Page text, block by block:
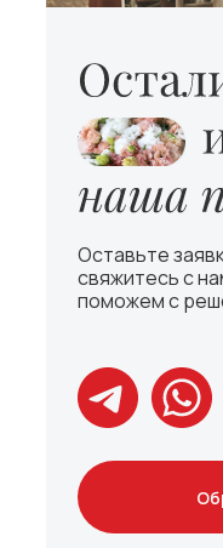
Оставьте
свяжитесь с
поможем с